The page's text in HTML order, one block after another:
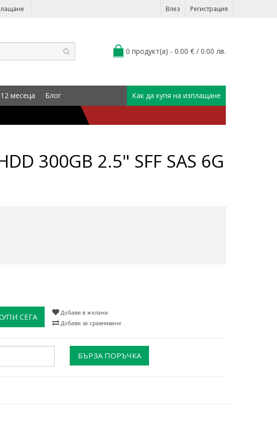
Влез Регистрация
0 продукт(а) - 0.00 € / 0.00 лв.
месеца Блог Как да купя на изплащане
300GB 2.5" SFF SAS 6G
СЕГА
Добави в желани
Добави за сравняване
БЪРЗА ПОРЪЧКА